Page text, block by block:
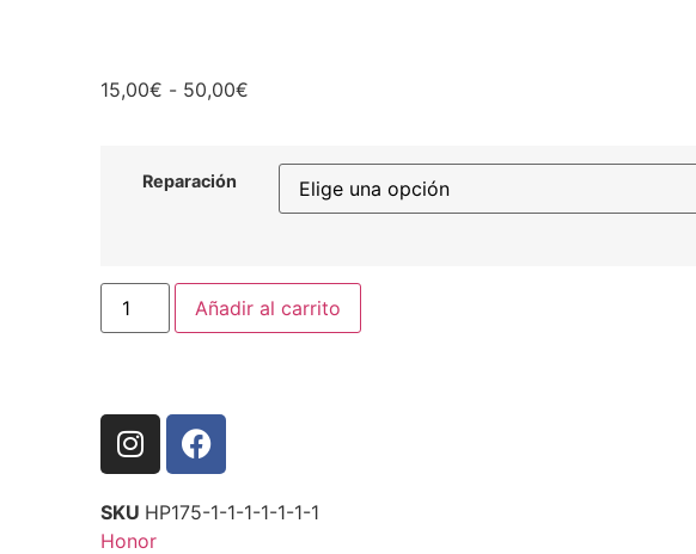
15,00€ - 50,00€
Reparación
Añadir al carrito
SKU HP175-1-1-1-1-1-1-1
Honor